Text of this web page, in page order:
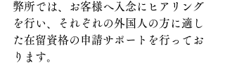
弊所では、お客様へ入念にヒアリング
を行い、それぞれの外国人の方に適し
た在留資格の申請サポートを行ってお
ります。